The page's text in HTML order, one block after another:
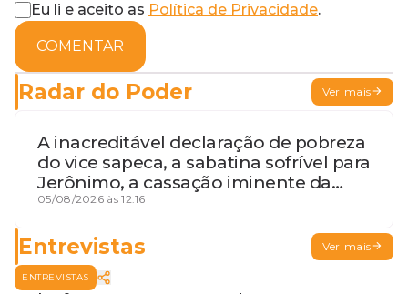
Eu li e aceito as Política de Privacidade.
COMENTAR
Radar do Poder Ver mais
A inacreditável declaração de pobreza
do vice sapeca, a sabatina sofrível para
Jerônimo, a cassação iminente da
desembargadora e a vaga do Quinto
05/08/2026 às 12:16
Entrevistas Ver mais
ENTREVISTAS